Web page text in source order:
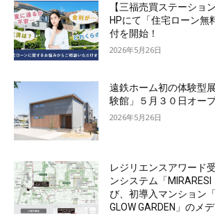
【三福売買ステーショ
HPにて「住宅ローン無
付を開始！
2026年5月26日
遠鉄ホーム初の体験型
験館」５月３０日オー
2026年5月26日
レジリエンスアワード
ンシステム「
び、初導入マンション
GLOW GARDEN」のメ